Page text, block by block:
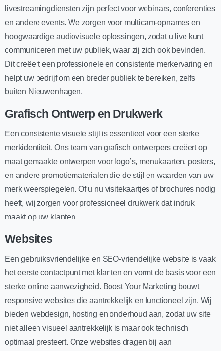
livestreamingdiensten zijn perfect voor webinars, conferenties
en andere events. We zorgen voor multicam-opnames en
hoogwaardige audiovisuele oplossingen, zodat u live kunt
communiceren met uw publiek, waar zij zich ook bevinden.
Dit creëert een professionele en consistente merkervaring en
helpt uw bedrijf om een breder publiek te bereiken, zelfs
buiten Nieuwenhagen.
Grafisch Ontwerp en Drukwerk
Een consistente visuele stijl is essentieel voor een sterke
merkidentiteit. Ons team van grafisch ontwerpers creëert op
maat gemaakte ontwerpen voor logo’s, menukaarten, posters,
en andere promotiematerialen die de stijl en waarden van uw
merk weerspiegelen. Of u nu visitekaartjes of brochures nodig
heeft, wij zorgen voor professioneel drukwerk dat indruk
maakt op uw klanten.
Websites
Een gebruiksvriendelijke en SEO-vriendelijke website is vaak
het eerste contactpunt met klanten en vormt de basis voor een
sterke online aanwezigheid. Boost Your Marketing bouwt
responsive websites die aantrekkelijk en functioneel zijn. Wij
bieden webdesign, hosting en onderhoud aan, zodat uw site
niet alleen visueel aantrekkelijk is maar ook technisch
optimaal presteert. Onze websites dragen bij aan